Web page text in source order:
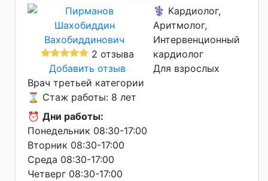
2 отзыва
Добавить отзыв
⚕️ Кардиолог,
Аритмолог,
Интервенционный
кардиолог
Для взрослых
Врач третьей категории
⌛ Стаж работы: 8 лет
⏰ Дни работы:
Понедельник 08:30-17:00
Вторник 08:30-17:00
Среда 08:30-17:00
Четверг 08:30-17:00